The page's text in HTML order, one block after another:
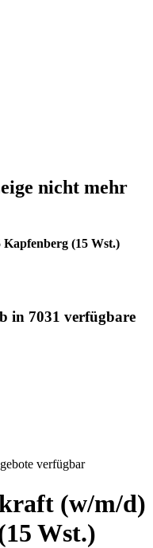
nicht mehr
(15 Wst.)
in 7031 verfügbare
verfügbar
(w/m/d)
Wst.)